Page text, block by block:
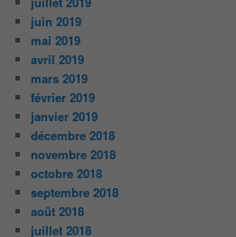
juin 2019
mai 2019
avril 2019
mars 2019
février 2019
janvier 2019
décembre 2018
novembre 2018
octobre 2018
septembre 2018
août 2018
juillet 2018